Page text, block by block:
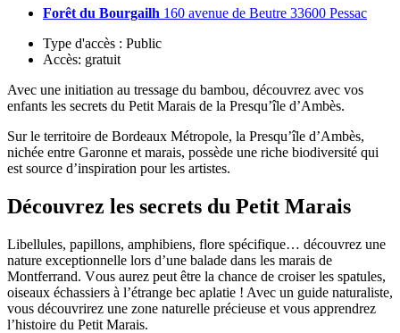
Forêt du Bourgailh 160 avenue de Beutre 33600 Pessac
Type d'accès : Public
Accès: gratuit
Avec une initiation au tressage du bambou, découvrez avec vos
enfants les secrets du Petit Marais de la Presqu’île d’Ambès.
Sur le territoire de Bordeaux Métropole, la Presqu’île d’Ambès,
nichée entre Garonne et marais, possède une riche biodiversité qui
est source d’inspiration pour les artistes.
Découvrez les secrets du Petit Marais
Libellules, papillons, amphibiens, flore spécifique… découvrez une
nature exceptionnelle lors d’une balade dans les marais de
Montferrand. Vous aurez peut être la chance de croiser les spatules,
oiseaux échassiers à l’étrange bec aplatie ! Avec un guide naturaliste,
vous découvrirez une zone naturelle précieuse et vous apprendrez
l’histoire du Petit Marais.